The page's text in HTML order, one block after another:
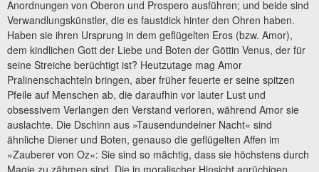
Anordnungen von Oberon und Prospero ausführen; und beide sind
Verwandlungskünstler, die es faustdick hinter den Ohren haben.
Haben sie ihren Ursprung in dem geflügelten Eros (bzw. Amor),
dem kindlichen Gott der Liebe und Boten der Göttin Venus, der für
seine Streiche berüchtigt ist? Heutzutage mag Amor
Pralinenschachteln bringen, aber früher feuerte er seine spitzen
Pfeile auf Menschen ab, die daraufhin vor lauter Lust und
obsessivem Verlangen den Verstand verloren, während Amor sie
auslachte. Die Dschinn aus »Tausendundeiner Nacht« sind
ähnliche Diener und Boten, genauso die geflügelten Affen im
»Zauberer von Oz«: Sie sind so mächtig, dass sie höchstens durch
Magie zu zähmen sind. Die in moralischer Hinsicht anrüchigen